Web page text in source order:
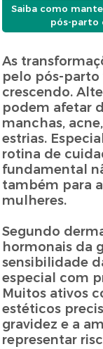
Saiba como
pós-parto
As
pelo pós-
crescendo.
podem afetar
manchas,
estrias.
rotina de
fundamental
também para
mulheres.
Segundo
hormonais da
sensibilidade
especial com
Muitos ativos
estéticos
gravidez e a
representar